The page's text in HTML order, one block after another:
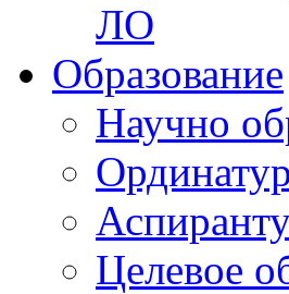
ЛО
Образование
Научно
Целевое